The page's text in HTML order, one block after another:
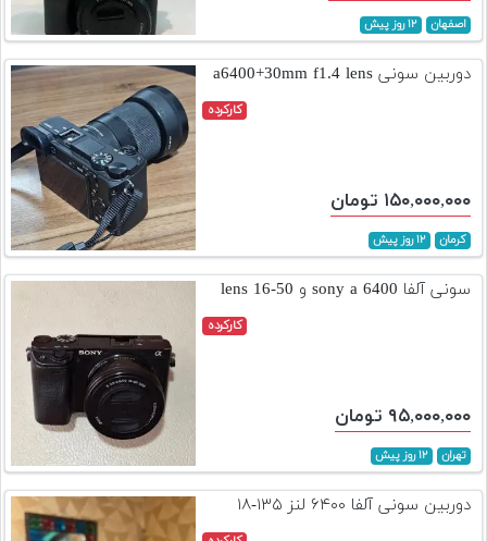
اصفهان ۱۲ روز پیش
دوربین سونی a6400+30mm f1.4 lens
کارکرده
۱۵۰,۰۰۰,۰۰۰ تومان
کرمان ۱۲ روز پیش
سونی آلفا sony a 6400 و lens 16-50
کارکرده
۹۵,۰۰۰,۰۰۰ تومان
تهران ۱۲ روز پیش
دوربین سونی آلفا ۶۴۰۰ لنز ۱۳۵-۱۸